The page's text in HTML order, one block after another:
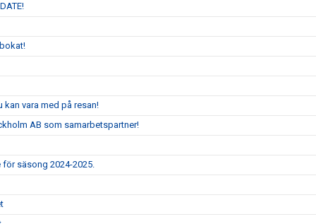
kan vara med på resan!
AB som samarbetspartner!
säsong 2024-2025.